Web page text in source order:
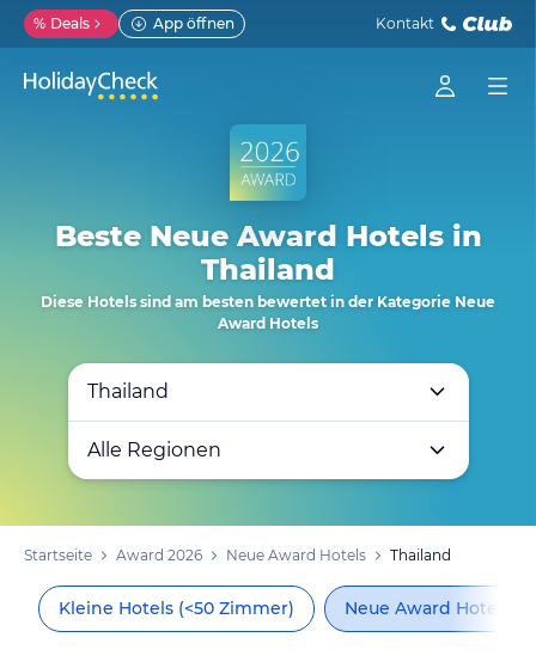
% Deals App öffnen Kontakt
Beste Neue Award Hotels in
Thailand
Diese Hotels sind am besten bewertet in der Kategorie Neue
Award Hotels
Thailand
Alle Regionen
Startseite Award 2026 Neue Award Hotels Thailand
Kleine Hotels (<50 Zimmer) Neue Award Hotels